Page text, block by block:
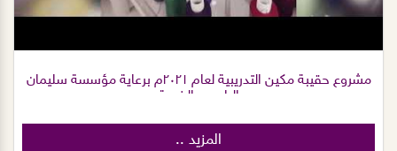
مشروع حقيبة مكين التدريبية لعام ٢٠٢١م برعاية مؤسسة سليمان
الراجحي الخيرية
المزيد ..